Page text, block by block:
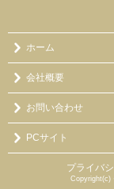
ホーム
会社概要
お問い合わせ
PCサイト
プライバ
Copyright(c)